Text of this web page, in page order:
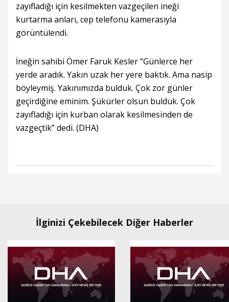
zayıfladığı için kesilmekten vazgeçilen ineği
kurtarma anları, cep telefonu kamerasıyla
görüntülendi.
İneğin sahibi Ömer Faruk Kesler “Günlerce her
yerde aradık. Yakın uzak her yere baktık. Ama nasip
böyleymiş. Yakınımızda bulduk. Çok zor günler
geçirdiğine eminim. Şükürler olsun bulduk. Çok
zayıfladığı için kurban olarak kesilmesinden de
vazgeçtik” dedi. (DHA)
İlginizi Çekebilecek Diğer Haberler